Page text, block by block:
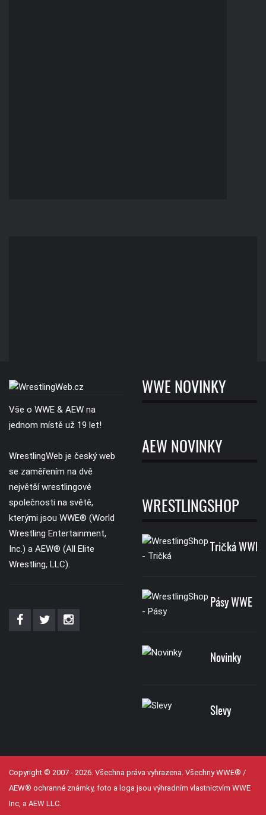
Vše o WWE & AEW na
jednom místě už 19 let!
WrestlingWeb je český web
se zaměřením na dvě
největší wrestlingové
společnosti na světě,
kterými jsou WWE® (World
Wrestling Entertainment,
Inc.) a AEW® (All Elite
Wrestling, LLC).
WWE NOVINKY
AEW NOVINKY
WRESTLINGSHOP
Tričká WWE
Pásy WWE
Novinky
Slevy
Copyright © 2007 - 2026. Všechna práva vyhrazena. Všechny WWE® /
AEW® ochranné známky, foto a loga jsou výhradním vlastnictvím WWE
Inc, a AEW LLC.